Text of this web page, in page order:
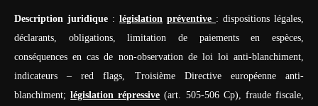
Description juridique : législation préventive : dispositions légales,
déclarants, obligations, limitation de paiements en espèces,
conséquences en cas de non-observation de loi loi anti-blanchiment,
indicateurs – red flags, Troisième Directive européenne anti-
blanchiment;législation répressive (art. 505-506 Cp), fraude fiscale,